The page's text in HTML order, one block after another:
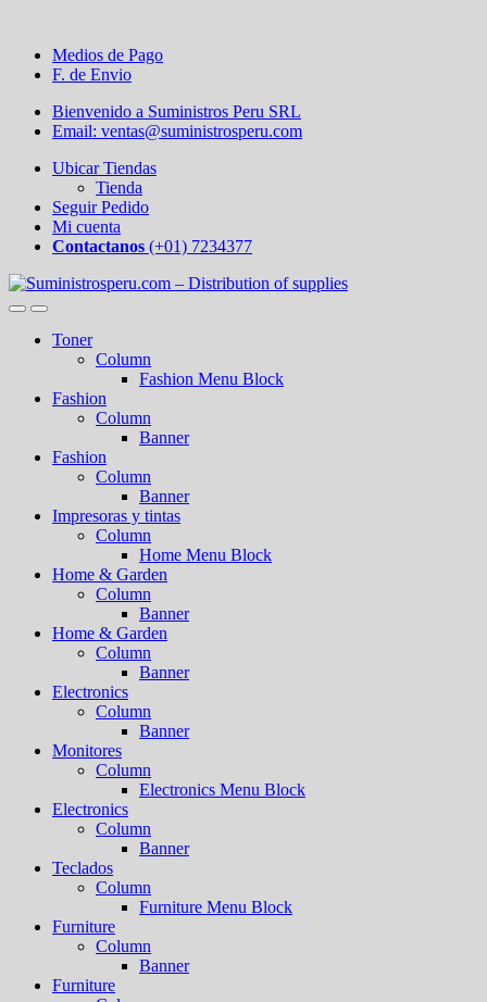
Medios de Pago
F. de Envio
Bienvenido a Suministros Peru SRL
Email: ventas@suministrosperu.com
Ubicar Tiendas
Tienda
Seguir Pedido
Mi cuenta
Contactanos (+01) 7234377
Toner
Column
Fashion Menu Block
Fashion
Column
Banner
Fashion
Column
Banner
Impresoras y tintas
Column
Home Menu Block
Home & Garden
Column
Banner
Home & Garden
Column
Banner
Electronics
Column
Banner
Monitores
Column
Electronics Menu Block
Electronics
Column
Banner
Teclados
Column
Furniture Menu Block
Furniture
Column
Banner
Furniture